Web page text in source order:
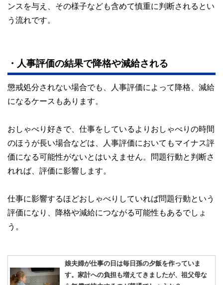
ンスを与え、その様子なども含めて慎重に判断されるとい
う流れです。
・人事評価の結果で降格や減給される
懲戒処分されない場合でも、人事評価によって降格、減給
になるケースもあります。
おしゃべり好きで、仕事をしているよりおしゃべりの時間
のほうが長い場合などは、人事評価においてもマイナス評
価になる可能性がないとはいえません。問題行動と判断さ
れれば、評価に影響します。
仕事に影響するほどおしゃべりしていれば問題行動という
評価になり、降格や減給につながる可能性もあるでしょ
う。
娘夫婦が仕事の日は毎日孫の夕飯を作っていま
す。家計への負担も増えてきましたが、祖父母な